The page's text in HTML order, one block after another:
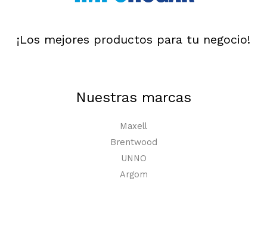
¡Los mejores productos para tu negocio!
Nuestras marcas
Maxell
Brentwood
UNNO
Argom